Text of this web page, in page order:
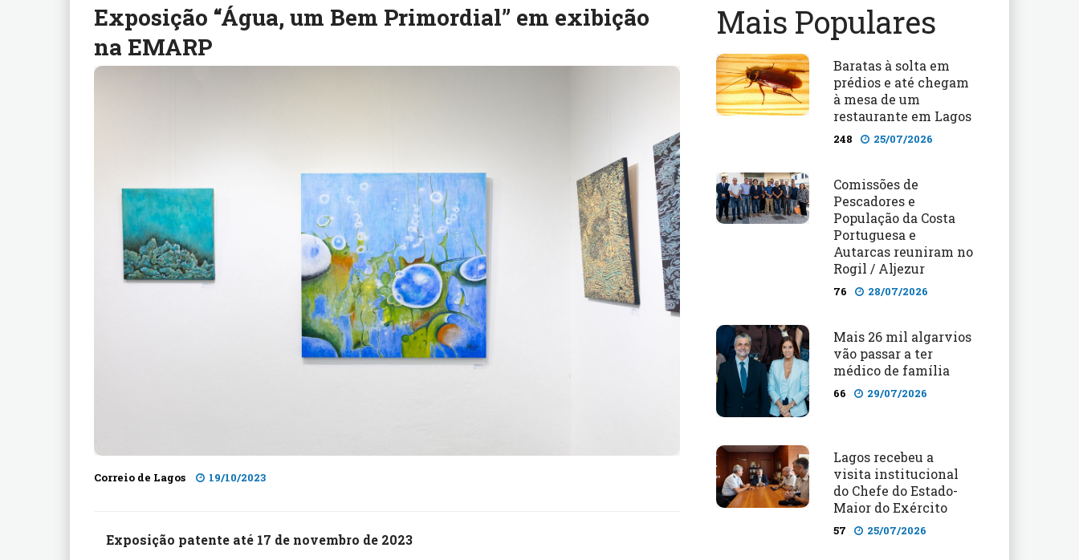
Exposição “Água, um Bem Primordial” em exibição
na EMARP
Correio de Lagos 19/10/2023
Exposição patente até 17 de novembro de 2023
Mais Populares
Baratas à solta em
prédios e até chegam
à mesa de um
restaurante em Lagos
248 25/07/2026
Comissões de
Pescadores e
População da Costa
Portuguesa e
Autarcas reuniram no
Rogil / Aljezur
76 28/07/2026
Mais 26 mil algarvios
vão passar a ter
médico de família
66 29/07/2026
Lagos recebeu a
visita institucional
do Chefe do Estado-
Maior do Exército
57 25/07/2026